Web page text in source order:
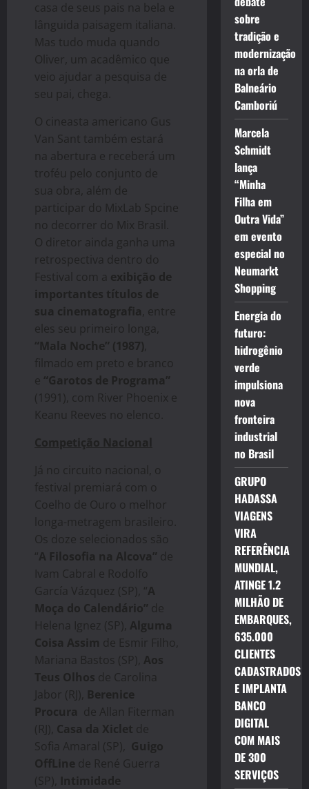
casa de seus pais na bela e
lânguida paisagem italiana.
Mas tudo muda quando
Oliver, um acadêmico que
veio ajudar a pesquisa de
seu pai, chega.
O cineasta americano Gus
Van Sant também estará
na abertura e receberá um
troféu pelo conjunto de
sua obra, além de
participar do MixLab Spcine
no decorrer do Mix Brasil.
O diretor ainda ganha uma
retrospectiva dentro do
Festival com a exibição de
importantes títulos de
sua cinematografia , entre
eles seu primeiro longa,
“Mala Noche” (1987)
filmado em preto e branco
e “Garotos de Programa”
(1991), com River Phoenix e
Keanu Reeves no elenco.
Competição Nacional
Já no circuito nacional, o
festival premiará com o
Coelho de Ouro o melhor
longa-metragem brasileiro.
Os doze selecionados são
“A Filosofia na Alcova” de
Ivam Cabral e Rodolfo
García Vázquez (SP), “A
Moça do Calendário” de
Helena Ignez (SP), Alguma
Coisa Assim de Esmir Filho,
Mariana Bastos (SP), Aos
Teus Olhos de Carolina
Jabor (RJ), Berenice
Procura de Allan Fiterman
(RJ), Casa da Xiclet de
Sofia Amaral (SP), Guigo
OffLine de René Guerra
(SP), Intimidade
sobre
tradição e
modernização
na orla de
Balneário
Camboriú
Marcela
Schmidt
lança
“Minha
Filha em
Outra Vida”
em evento
especial no
Neumarkt
Shopping
Energia do
futuro:
hidrogênio
verde
impulsiona
nova
fronteira
industrial
no Brasil
GRUPO
HADASSA
VIAGENS
VIRA
REFERÊNCIA
MUNDIAL,
ATINGE 1.2
MILHÃO DE
EMBARQUES,
635.000
CLIENTES
CADASTRADOS
E IMPLANTA
BANCO
DIGITAL
COM MAIS
DE 300
SERVIÇOS